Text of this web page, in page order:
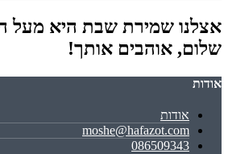
אצלנו שמירת שבת היא מעל
שלום, אוהבים אותך!
אודות
אודות
moshe@hafazot.com
086509343